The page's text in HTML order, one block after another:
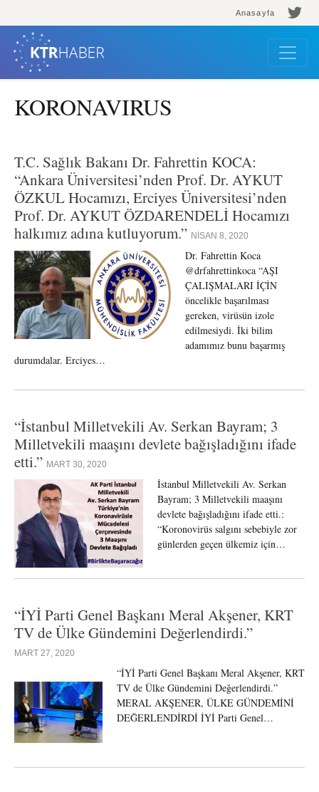
Anasayfa
KORONAVIRUS
T.C. Sağlık Bakanı Dr. Fahrettin KOCA:
“Ankara Üniversitesi’nden Prof. Dr. AYKUT
ÖZKUL Hocamızı, Erciyes Üniversitesi’nden
Prof. Dr. AYKUT ÖZDARENDELİ Hocamızı
halkımız adına kutluyorum.” NISAN 8, 2020
Dr. Fahrettin Koca
@drfahrettinkoca “AŞI
ÇALIŞMALARI İÇİN
öncelikle başarılması
gereken, virüsün izole
edilmesiydi. İki bilim
adamımız bunu başarmış
durumdalar. Erciyes…
“İstanbul Milletvekili Av. Serkan Bayram; 3
Milletvekili maaşını devlete bağışladığını ifade
etti.” MART 30, 2020
İstanbul Milletvekili Av. Serkan
Bayram; 3 Milletvekili maaşını
devlete bağışladığını ifade etti.:
“Koronovirüs salgını sebebiyle zor
günlerden geçen ülkemiz için…
“İYİ Parti Genel Başkanı Meral Akşener, KRT
TV de Ülke Gündemini Değerlendirdi.”
MART 27, 2020
“İYİ Parti Genel Başkanı Meral Akşener, KRT
TV de Ülke Gündemini Değerlendirdi.”
MERAL AKŞENER, ÜLKE GÜNDEMİNİ
DEĞERLENDİRDİ İYİ Parti Genel…